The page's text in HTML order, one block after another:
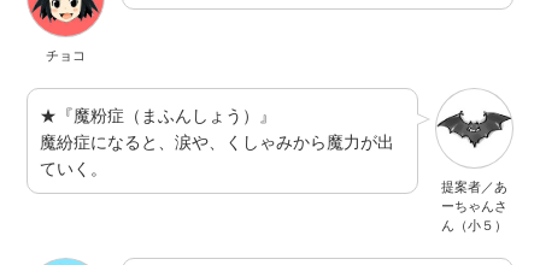
チョコ
提案者／あ
ーちゃんさ
ん（小５）
★『魔粉症（まふんしょう）』
魔紛症になると、涙や、くしゃみから魔力が出
ていく。